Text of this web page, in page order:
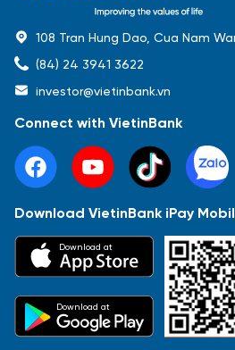
Báo cáo tài chính Thông tin
Sự kiện
108 Tran Hung Dao, Cua Nam
(84) 24 3941 3622
investor@vietinbank.vn
Connect with VietinBank
Download VietinBank iPay
Download at
Download at